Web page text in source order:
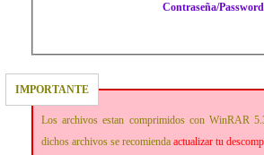
Contraseña/
IMPORTANTE
Los archivos estan comprimidos con WinRAR
dichos archivos se recomienda actualizar tu